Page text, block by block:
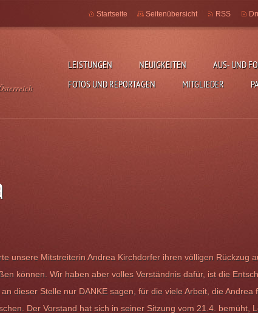
LEISTUNGEN NEUIGKEITEN AUS- UND
FOTOS UND REPORTAGEN
MITGLIEDER
Startseite Seitenübersicht RSS
unsere Mitstreiterin Andrea Kirchdorfer ihren völligen Rückzug
können. Wir haben aber volles Verständnis dafür, ist die
dieser Stelle nur DANKE sagen, für die viele Arbeit, die
Der Vorstand hat sich in seiner Sitzung vom 21.4. bemüht,